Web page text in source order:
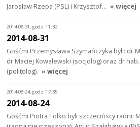
Jarosław Rzepa (PSL) i Krzysztof… » więcej
2014-08-31, godz. 11:32
2014-08-31
Gośćmi Przemysława Szymańczyka byli: dr
dr Maciej Kowalewski (socjolog) oraz dr
(politolog). » więcej
2014-08-24, godz. 17:35
2014-08-24
Gośćmi Piotra Tolko byli szczecińscy radni: